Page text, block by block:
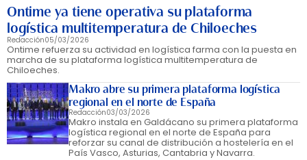
Ontime ya tiene operativa su plataforma
logística multitemperatura de Chiloeches
Redacción05/03/2026
Ontime refuerza su actividad en logística farma con la puesta en
marcha de su plataforma logística multitemperatura de
Chiloeches.
Makro abre su primera plataforma logística
regional en el norte de España
Redacción03/03/2026
Makro instala en Galdácano su primera plataforma
logística regional en el norte de España para
reforzar su canal de distribución a hostelería en el
País Vasco, Asturias, Cantabria y Navarra.